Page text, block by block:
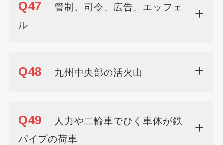
Q47
管制、司令、広告、エッフェ
ル
Q48 九州中央部の活火山
Q49
人力や二輪車でひく車体が鉄
パイプの荷車